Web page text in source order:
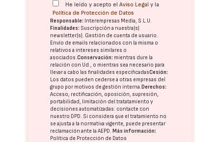
He leído y acepto elAviso Legal y la
Política de Protección de Datos
Responsable: Interempresas Media, S.L.U.
Finalidades: Suscripción a nuestra(s)
newsletter(s). Gestión de cuenta de usuario.
Envío de emails relacionados con la misma o
relativos a intereses similares o
asociados.Conservación: mientras dure la
relación con Ud., o mientras sea necesario para
llevar a cabo las finalidades especificadasCesión:
Los datos pueden cederse a otras empresas del
grupo por motivos de gestión interna.Derechos:
Acceso, rectificación, oposición, supresión,
portabilidad, limitación del tratatamiento y
decisiones automatizadas: contacte con
nuestro DPD. Si considera que el tratamiento no
se ajusta a la normativa vigente, puede presentar
reclamación ante laAEPD.Más información:
Política de Protección de Datos